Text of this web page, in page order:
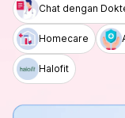
Chat dengan
Homecare
Halofit